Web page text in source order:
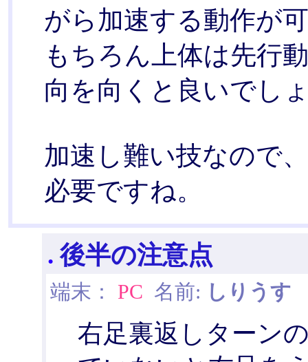
がら加速する動作が
もちろん上体は先行
向を向くと良いでし
加速し難い技なので
必要ですね。
. 後半の注意点
端末： PC 名前: しりうす
右足裏返しターン